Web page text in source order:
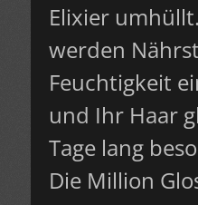
Elixier
werden
Feuchtigkeit
und Ihr Haar
Tage lang
Die Million